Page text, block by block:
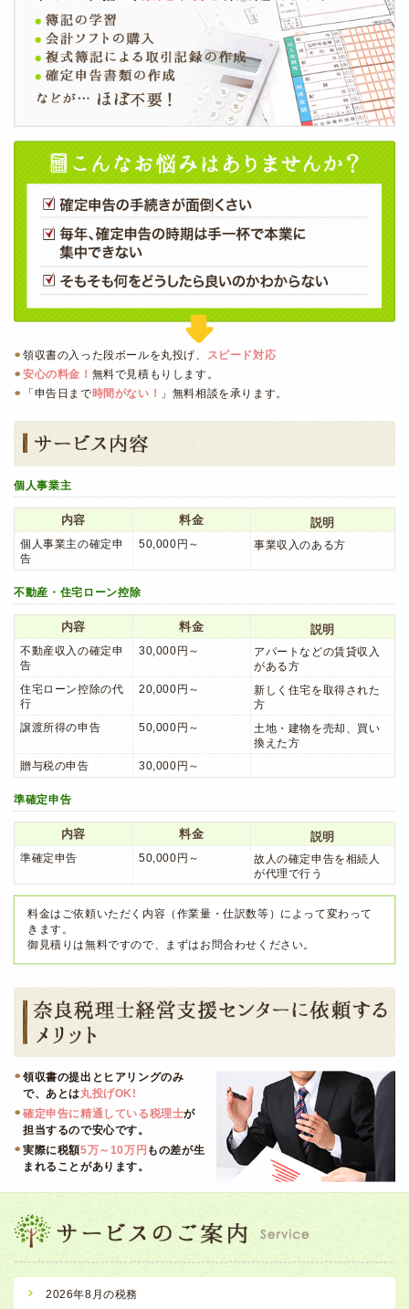
領収書の入った段ボールを丸投げ、 スピード対応
安心の料金！ 無料で見積もりします。
「申告日まで時間がない！ 」無料相談を承ります。
個人事業主
内容 料金 説明
個人事業主の確定申
告
50,000円～ 事業収入のある方
不動産・住宅ローン控除
内容 料金 説明
不動産収入の確定申
告
30,000円～
アパートなどの賃貸収入
がある方
住宅ローン控除の代
行
20,000円～
新しく住宅を取得された
方
譲渡所得の申告
50,000円～
土地・建物を売却、買い
換えた方
贈与税の申告
30,000円～
準確定申告
内容 料金 説明
準確定申告 50,000円～
故人の確定申告を相続人
が代理で行う
料金はご依頼いただく内容（作業量・仕訳数等）によって変わって
きます。
御見積りは無料ですので、まずはお問合わせください。
領収書の提出とヒアリングのみ
で、あとは丸投げOK!
確定申告に精通している税理士が
担当するので安心です。
実際に税額5万～10万円 もの差が生
まれることがあります。
2026年8月の税務